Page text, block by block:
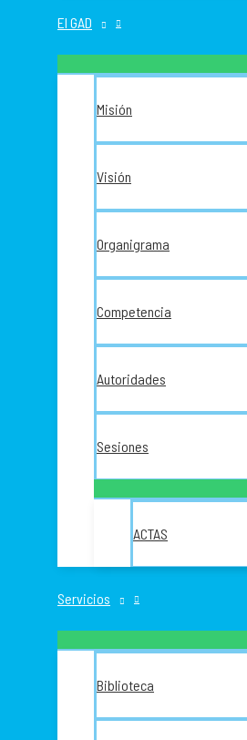
El GAD
Misión
Visión
Organigrama
Competencia
Autoridades
Sesiones
ACTAS
Servicios
Biblioteca